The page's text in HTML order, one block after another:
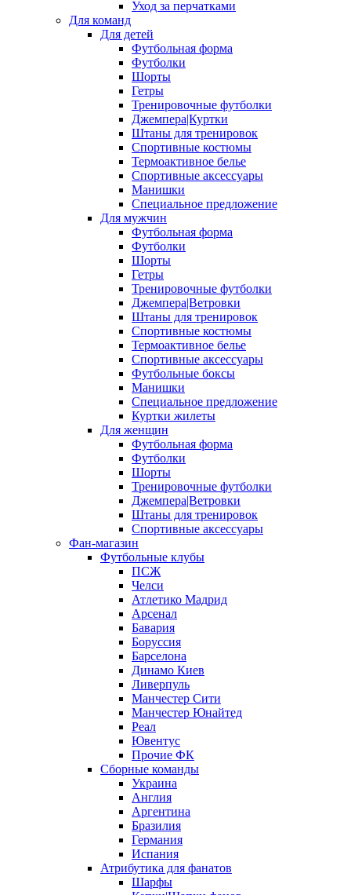
Уход за перчатками
Для команд
Для детей
Футбольная форма
Футболки
Шорты
Гетры
Тренировочные футболки
Джемпера|Куртки
Штаны для тренировок
Спортивные костюмы
Термоактивное белье
Спортивные аксессуары
Манишки
Специальное предложение
Для мужчин
Футбольная форма
Футболки
Шорты
Гетры
Тренировочные футболки
Джемпера|Ветровки
Штаны для тренировок
Спортивные костюмы
Термоактивное белье
Спортивные аксессуары
Футбольные боксы
Манишки
Специальное предложение
Куртки жилеты
Для женщин
Футбольная форма
Футболки
Шорты
Тренировочные футболки
Джемпера|Ветровки
Штаны для тренировок
Спортивные аксессуары
Фан-магазин
Футбольные клубы
ПСЖ
Челси
Атлетико Мадрид
Арсенал
Бавария
Боруссия
Барселона
Динамо Киев
Ливерпуль
Манчестер Сити
Манчестер Юнайтед
Реал
Ювентус
Прочие ФК
Сборные команды
Украина
Англия
Аргентина
Бразилия
Германия
Испания
Атрибутика для фанатов
Шарфы